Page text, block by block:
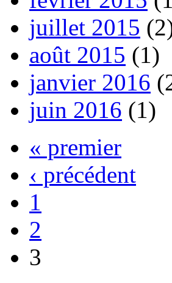
juillet 2015
août 2015 (1)
janvier 2016
juin 2016 (1)
« premier
‹ précédent
1
2
3